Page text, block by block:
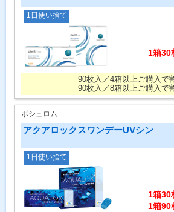
1日使い捨て
1箱30
90枚入／4箱以上ご購入で
90枚入／8箱以上ご購入で
ボシュロム
アクアロックスワンデーUVシン
1日使い捨て
1箱30
1箱90